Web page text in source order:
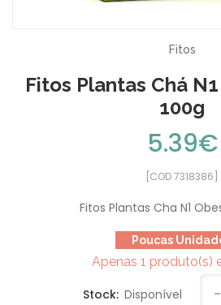
Fitos
Fitos Plantas Chá
100g
5.39€
[COD 7318386]
Fitos Plantas Cha N1
Poucas
Apenas 1 produto(s)
Stock: Disponível -